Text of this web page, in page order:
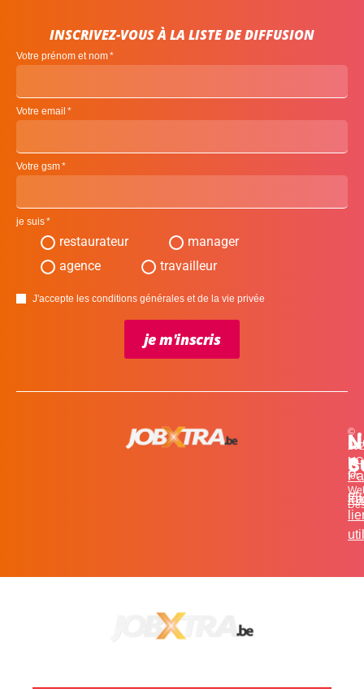
et
©
for
INSCRIVEZ-VOUS À LA LISTE DE DIFFUSION
Votre prénom et nom
Votre email
Votre gsm
je suis
restaurateur
manager
agence
travailleur
J'accepte les conditions générales et de la vie privée
je m'inscris